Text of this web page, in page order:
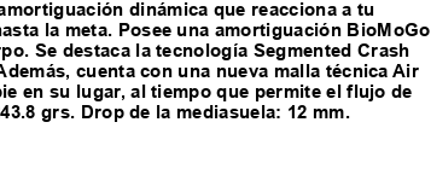
dinámica que reacciona a tu
la meta. Posee una amortiguación BioMoGo
Se destaca la tecnología Segmented Crash
cuenta con una nueva malla técnica Air
en su lugar, al tiempo que permite el flujo de
grs. Drop de la mediasuela: 12 mm.